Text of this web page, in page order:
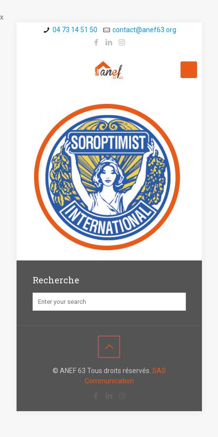
x
04 73 14 51 50
contact@a­nef63.org
Recherche
© ANEF 63 Tous droits réservés. SAS
Communication